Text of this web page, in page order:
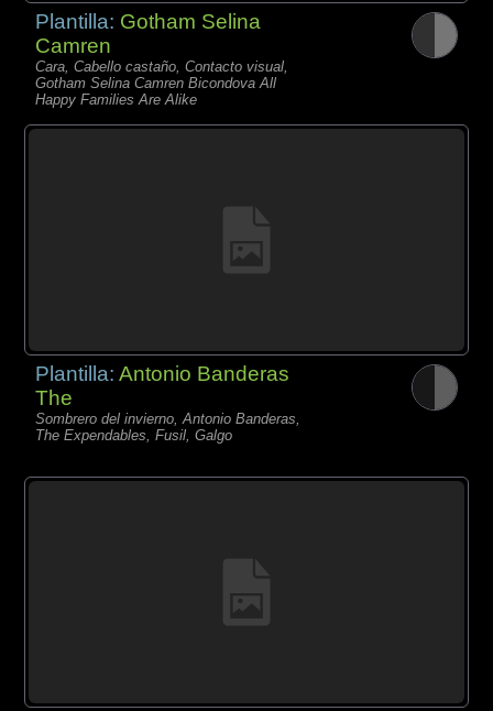
Plantilla: Gotham Selina
Camren
Cara, Cabello castaño, Contacto visual,
Gotham Selina Camren Bicondova All
Happy Families Are Alike
Plantilla:Antonio Banderas
The
Sombrero del invierno, Antonio Banderas,
The Expendables, Fusil, Galgo